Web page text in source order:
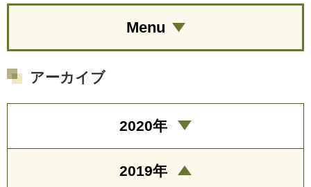
Menu
アーカイブ
2020年
2019年